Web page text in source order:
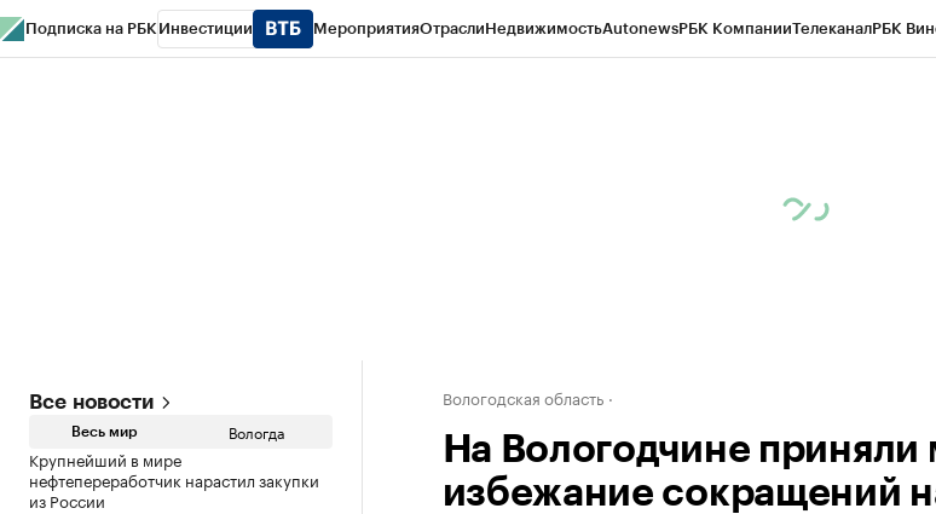
Подписка на РБК Инвестиции МероприятияОтраслиНедвижимостьAutonewsРБК КомпанииТелеканалРБК
Все новости
Весь мир Вологда
Крупнейший в мире
нефтепереработчик нарастил закупки
из России
Вологодская область
На Вологодчине приняли
избежание сокращений